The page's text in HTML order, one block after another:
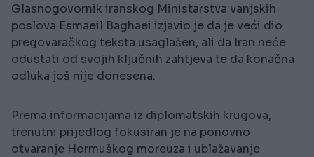
Glasnogovornik iranskog Ministarstva vanjskih
poslova Esmaeil Baghaei izjavio je da je veći dio
pregovaračkog teksta usaglašen, ali da Iran neće
odustati od svojih ključnih zahtjeva te da konačna
odluka još nije donesena.
Prema informacijama iz diplomatskih krugova,
trenutni prijedlog fokusiran je na ponovno
otvaranje Hormuškog moreuza i ublažavanje